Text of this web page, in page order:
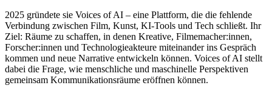
2025 gründete sie Voices of AI – eine Plattform, die die fehlende
Verbindung zwischen Film, Kunst, KI-Tools und Tech schließt. Ihr
Ziel: Räume zu schaffen, in denen Kreative, Filmemacher:innen,
Forscher:innen und Technologieakteure miteinander ins Gespräch
kommen und neue Narrative entwickeln können. Voices of AI stellt
dabei die Frage, wie menschliche und maschinelle Perspektiven
gemeinsam Kommunikationsräume eröffnen können.